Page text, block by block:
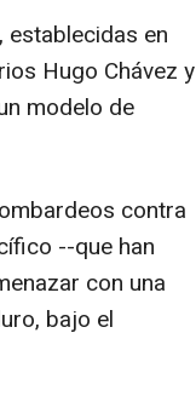
en
Hugo Chávez y
modelo de
contra
--que han
con una
bajo el